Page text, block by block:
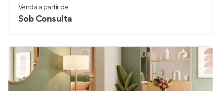
Venda a partir de
Sob Consulta